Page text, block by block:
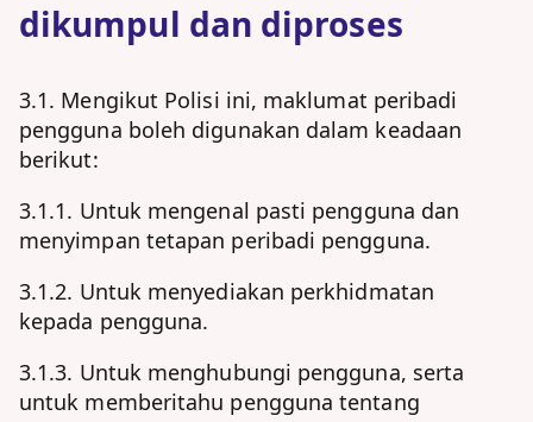
dikumpul dan diproses
3.1. Mengikut Polisi ini, maklumat peribadi
pengguna boleh digunakan dalam keadaan
berikut:
3.1.1. Untuk mengenal pasti pengguna dan
menyimpan tetapan peribadi pengguna.
3.1.2. Untuk menyediakan perkhidmatan
kepada pengguna.
3.1.3. Untuk menghubungi pengguna, serta
untuk memberitahu pengguna tentang